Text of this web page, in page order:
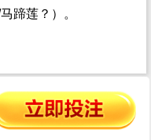
蹄莲？）。